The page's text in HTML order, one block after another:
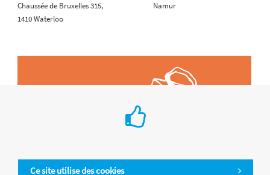
Ce site utilise des cookies
Chaussée de Bruxelles 315,
1410 Waterloo
Namur